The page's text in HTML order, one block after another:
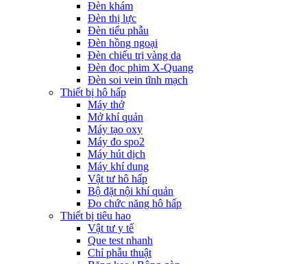
Đèn khám
Đèn thị lực
Đèn tiểu phẫu
Đèn hồng ngoại
Đèn chiếu trị vàng da
Đèn đọc phim X-Quang
Đèn soi vein tĩnh mạch
Thiết bị hô hấp
Máy thở
Mở khí quản
Máy tạo oxy
Máy đo spo2
Máy hút dịch
Máy khí dung
Vật tư hô hấp
Bộ đặt nội khí quản
Đo chức năng hô hấp
Thiết bị tiêu hao
Vật tư y tế
Que test nhanh
Chỉ phẫu thuật